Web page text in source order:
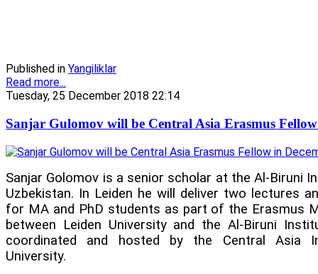
Published in Yangiliklar
Read more...
Tuesday, 25 December 2018 22:14
Sanjar Gulomov will be Central Asia Erasmus
Sanjar Golomov is a senior scholar at the Al-Biruni
Uzbekistan. In Leiden he will deliver two lectures
for MA and PhD students as part of the Erasmus
between Leiden University and the Al-Biruni
coordinated and hosted by the Central Asia
University.